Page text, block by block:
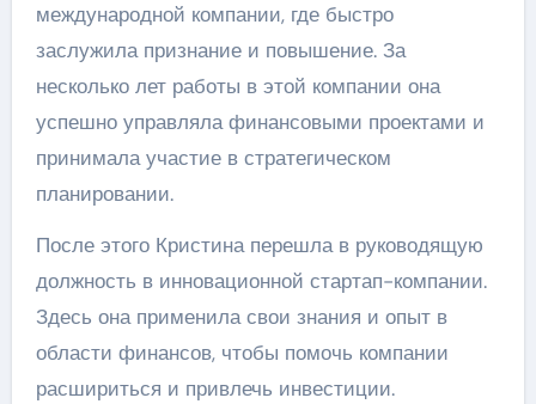
международной компании, где быстро
заслужила признание и повышение. За
несколько лет работы в этой компании она
успешно управляла финансовыми проектами и
принимала участие в стратегическом
планировании.
После этого Кристина перешла в руководящую
должность в инновационной стартап-компании.
Здесь она применила свои знания и опыт в
области финансов, чтобы помочь компании
расшириться и привлечь инвестиции.